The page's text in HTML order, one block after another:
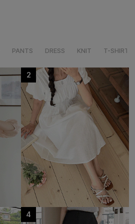
PANTS DRESS KNIT T-SHIRT